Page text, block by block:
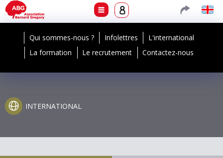
Qui sommes-nous ? Infolettres
L'international
La formation
Le recrutement Contactez-nous
INTERNATIONAL